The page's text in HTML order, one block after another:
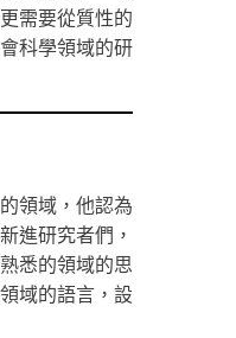
需要從質性的
科學領域的研
領域，他認為
進研究者們，
悉的領域的思
域的語言，設